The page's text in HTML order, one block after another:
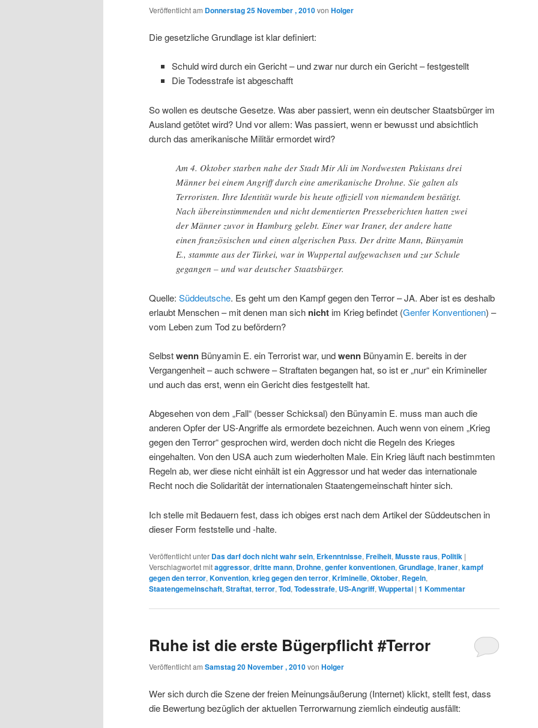
Veröffentlicht am Donnerstag 25 November , 2010von Holger
Die gesetzliche Grundlage ist klar definiert:
Schuld wird durch ein Gericht – und zwar nur durch ein Gericht – festgestellt
Die Todesstrafe ist abgeschafft
So wollen es deutsche Gesetze. Was aber passiert, wenn ein deutscher Staatsbürger im
Ausland getötet wird? Und vor allem: Was passiert, wenn er bewusst und absichtlich
durch das amerikanische Militär ermordet wird?
Am 4. Oktober starben nahe der Stadt Mir Ali im Nordwesten Pakistans drei
Männer bei einem Angriff durch eine amerikanische Drohne. Sie galten als
Terroristen. Ihre Identität wurde bis heute offiziell von niemandem bestätigt.
Nach übereinstimmenden und nicht dementierten Presseberichten hatten zwei
der Männer zuvor in Hamburg gelebt. Einer war Iraner, der andere hatte
einen französischen und einen algerischen Pass. Der dritte Mann, Bünyamin
E., stammte aus der Türkei, war in Wuppertal aufgewachsen und zur Schule
gegangen – und war deutscher Staatsbürger.
Quelle: Süddeutsche. Es geht um den Kampf gegen den Terror – JA. Aber ist es deshalb
erlaubt Menschen – mit denen man sich nicht im Krieg befindet (Genfer Konventionen) –
vom Leben zum Tod zu befördern?
Selbstwenn Bünyamin E. ein Terrorist war, undwenn Bünyamin E. bereits in der
Vergangenheit – auch schwere – Straftaten begangen hat, so ist er „nur“ ein Krimineller
und auch das erst, wenn ein Gericht dies festgestellt hat.
Abgesehen von dem „Fall“ (besser Schicksal) den Bünyamin E. muss man auch die
anderen Opfer der US-Angriffe als ermordete bezeichnen. Auch wenn von einem „Krieg
gegen den Terror“ gesprochen wird, werden doch nicht die Regeln des Krieges
eingehalten. Von den USA auch zum wiederholten Male. Ein Krieg läuft nach bestimmten
Regeln ab, wer diese nicht einhält ist ein Aggressor und hat weder das internationale
Recht noch die Solidarität der internationalen Staatengemeinschaft hinter sich.
Ich stelle mit Bedauern fest, dass ich obiges erst nach dem Artikel der Süddeutschen in
dieser Form feststelle und -halte.
Veröffentlicht unter Das darf doch nicht wahr sein, Erkenntnisse, Freiheit, Musste raus, Politik |
Verschlagwortet mitaggressor, dritte mann, Drohne, genfer konventionen, Grundlage, Iraner, kampf
gegen den terror, Konvention, krieg gegen den terror, Kriminelle, Oktober, Regeln,
Staatengemeinschaft, Straftat, terror, Tod, Todesstrafe, US-Angriff, Wuppertal | 1 Kommentar
Ruhe ist die erste Bügerpflicht #Terror
Veröffentlicht am Samstag 20 November , 2010von Holger
Wer sich durch die Szene der freien Meinungsäußerung (Internet) klickt, stellt fest, dass
die Bewertung bezüglich der aktuellen Terrorwarnung ziemlich eindeutig ausfällt: